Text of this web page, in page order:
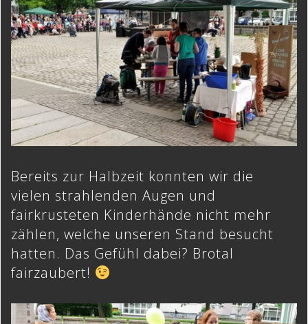
Bereits zur Halbzeit konnten wir die
vielen strahlenden Augen und
fairkrusteten Kinderhände nicht mehr
zählen, welche unseren Stand besucht
hatten. Das Gefühl dabei? Brotal
fairzaubert!